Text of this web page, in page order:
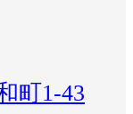
町1-43